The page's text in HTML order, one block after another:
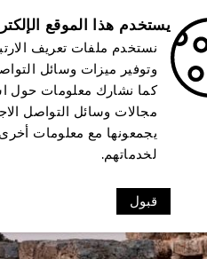
يستخدم هذا الموقع
نستخدم ملفات تعريف
وتوفير ميزات وسائل
كما نشارك معلومات حول
مجالات وسائل التواصل
يجمعونها مع معلومات
لخدماتهم.
قبول